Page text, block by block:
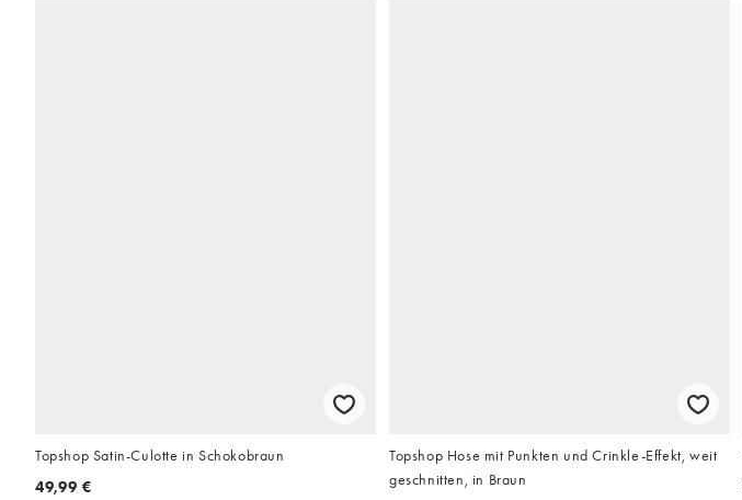
Topshop Satin-Culotte in Schokobraun
49,99 €
Topshop Hose mit Punkten und Crinkle-Effekt, weit
geschnitten, in Braun